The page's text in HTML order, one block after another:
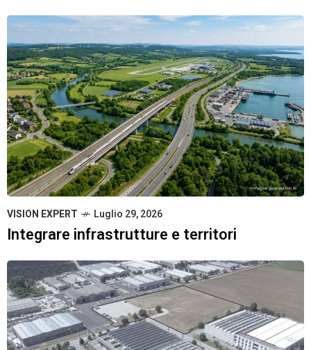
VISION EXPERT Luglio 29, 2026
Integrare infrastrutture e territori